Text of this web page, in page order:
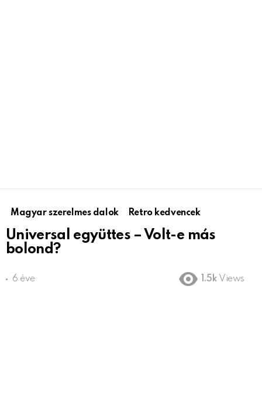
Magyar szerelmes dalok Retro kedvencek
Universal együttes – Volt-e más
bolond?
6 éve 1.5k Views